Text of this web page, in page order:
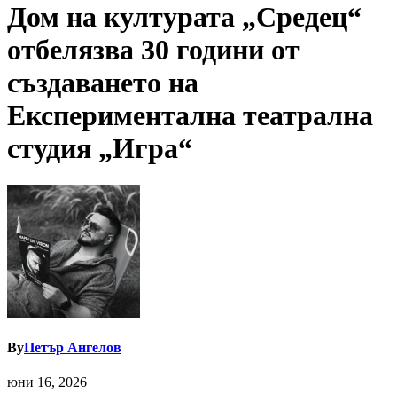
Дом на културата „Средец“
отбелязва 30 години от
създаването на
Експериментална театрална
студия „Игра“
ByПетър Ангелов
юни 16, 2026